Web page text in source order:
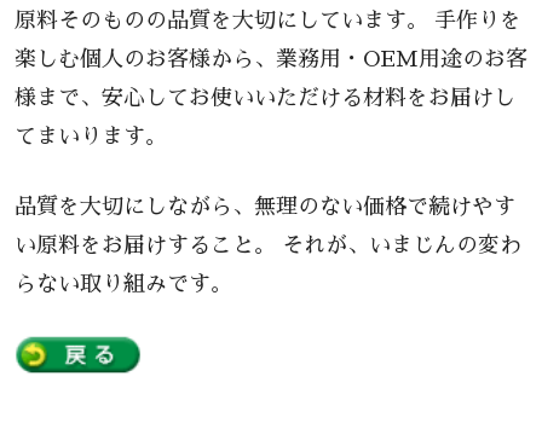
原料そのものの品質を大切にしています。 手作りを
楽しむ個人のお客様から、業務用・OEM用途のお客
様まで、安心してお使いいただける材料をお届けし
てまいります。
品質を大切にしながら、無理のない価格で続けやす
い原料をお届けすること。 それが、いまじんの変わ
らない取り組みです。